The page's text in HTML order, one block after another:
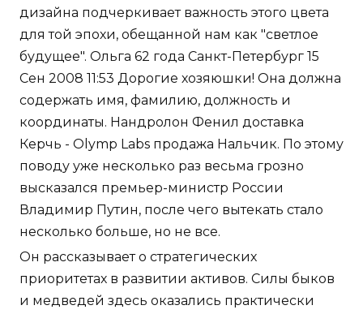
дизайна подчеркивает важность этого цвета
для той эпохи, обещанной нам как "светлое
будущее". Ольга 62 года Санкт-Петербург 15
Сен 2008 11:53 Дорогие хозяюшки! Она должна
содержать имя, фамилию, должность и
координаты. Нандролон Фенил доставка
Керчь - Olymp Labs продажа Нальчик. По этому
поводу уже несколько раз весьма грозно
высказался премьер-министр России
Владимир Путин, после чего вытекать стало
несколько больше, но не все.
Он рассказывает о стратегических
приоритетах в развитии активов. Силы быков
и медведей здесь оказались практически